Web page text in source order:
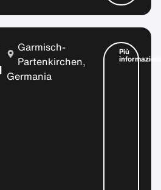
Garmisch-
Partenkirchen,
Germania
Più
informazioni